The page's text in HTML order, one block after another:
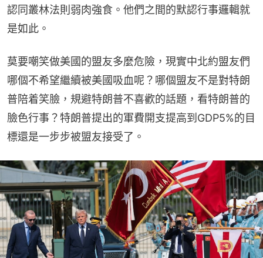
認同叢林法則弱肉強食。他們之間的默認行事邏輯就
是如此。
莫要嘲笑做美國的盟友多麼危險，現實中北約盟友們
哪個不希望繼續被美國吸血呢？哪個盟友不是對特朗
普陪着笑臉，規避特朗普不喜歡的話題，看特朗普的
臉色行事？特朗普提出的軍費開支提高到GDP5%的目
標還是一步步被盟友接受了。